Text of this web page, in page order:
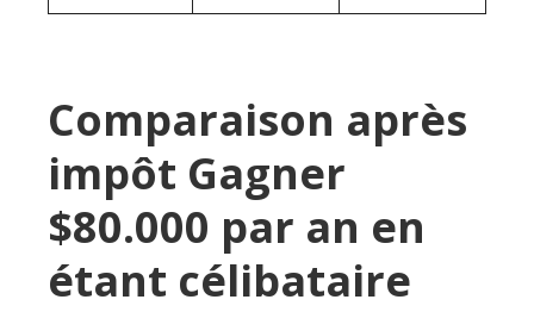
Comparaison après
impôt Gagner
$80.000 par an en
étant célibataire